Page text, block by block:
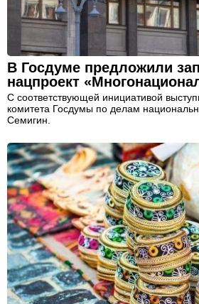
В Госдуме предложили
нацпроект
С соответствующей инициативой
комитета Госдумы по делам
Семигин.